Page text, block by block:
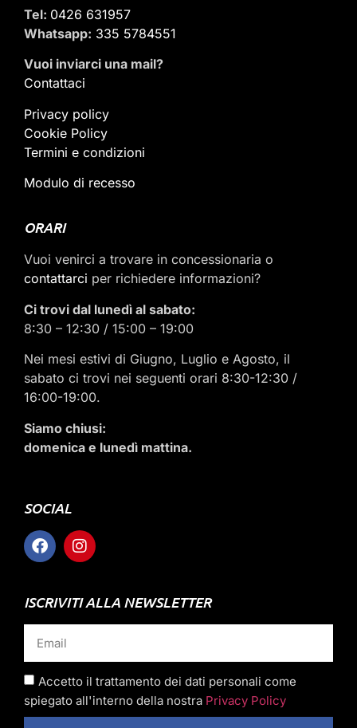
Tel: 0426 631957
Whatsapp: 335 5784551
Vuoi inviarci una mail?
Contattaci
Privacy policy
Cookie Policy
Termini e condizioni
Modulo di recesso
ORARI
Vuoi venirci a trovare in concessionaria o
contattarci per richiedere informazioni?
Ci trovi dal lunedì al sabato:
8:30 – 12:30 / 15:00 – 19:00
Nei mesi estivi di Giugno, Luglio e Agosto, il
sabato ci trovi nei seguenti orari 8:30-12:30 /
16:00-19:00.
Siamo chiusi:
domenica e lunedì mattina.
SOCIAL
ISCRIVITI ALLA NEWSLETTER
Accetto il trattamento dei dati personali come
spiegato all'interno della nostra Privacy Policy